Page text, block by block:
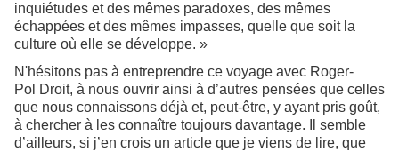
inquiétudes et des mêmes paradoxes, des mêmes
échappées et des mêmes impasses, quelle que soit la
culture où elle se développe. »
N'hésitons pas à entreprendre ce voyage avec Roger-
Pol Droit, à nous ouvrir ainsi à d’autres pensées que celles
que nous connaissons déjà et, peut-être, y ayant pris goût,
à chercher à les connaître toujours davantage. Il semble
d’ailleurs, si j’en crois un article que je viens de lire, que